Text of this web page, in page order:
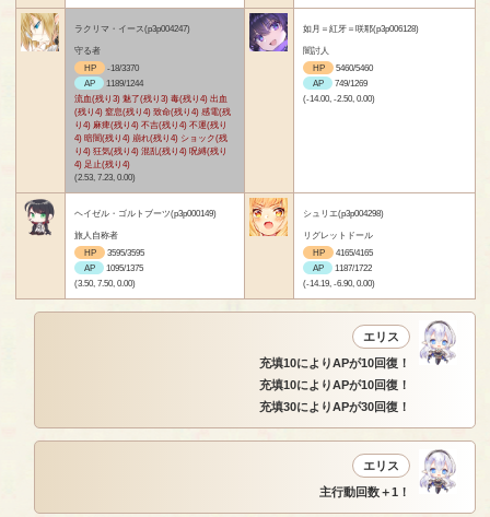
ラクリマ・イース(p3p004247)
守る者
HP
-18/3370
AP
1189/1244
流血(残り3) 魅了(残り3) 毒(残り4) 出血
(残り4) 窒息(残り4) 致命(残り4) 感電(残
り4) 麻痺(残り4) 不吉(残り4) 不運(残り
4) 暗闇(残り4) 崩れ(残り4) ショック(残
り4) 狂気(残り4) 混乱(残り4) 呪縛(残り
4) 足止(残り4)
(2.53, 7.23, 0.00)
如月＝紅牙＝咲耶(p3p006128)
闇討人
HP
5460/5460
AP
749/1269
(-14.00, -2.50, 0.00)
ヘイゼル・ゴルトブーツ(p3p000149)
旅人自称者
HP
3595/3595
AP
1095/1375
(3.50, 7.50, 0.00)
シュリエ(p3p004298)
リグレットドール
HP
4165/4165
AP
1187/1722
(-14.19, -6.90, 0.00)
エリス
充填10によりAPが10回復！
充填10によりAPが10回復！
充填30によりAPが30回復！
エリス
主行動回数＋1！